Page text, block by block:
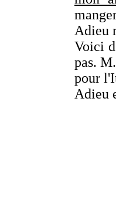
Adieu
Voici
pas.
pour
Adieu